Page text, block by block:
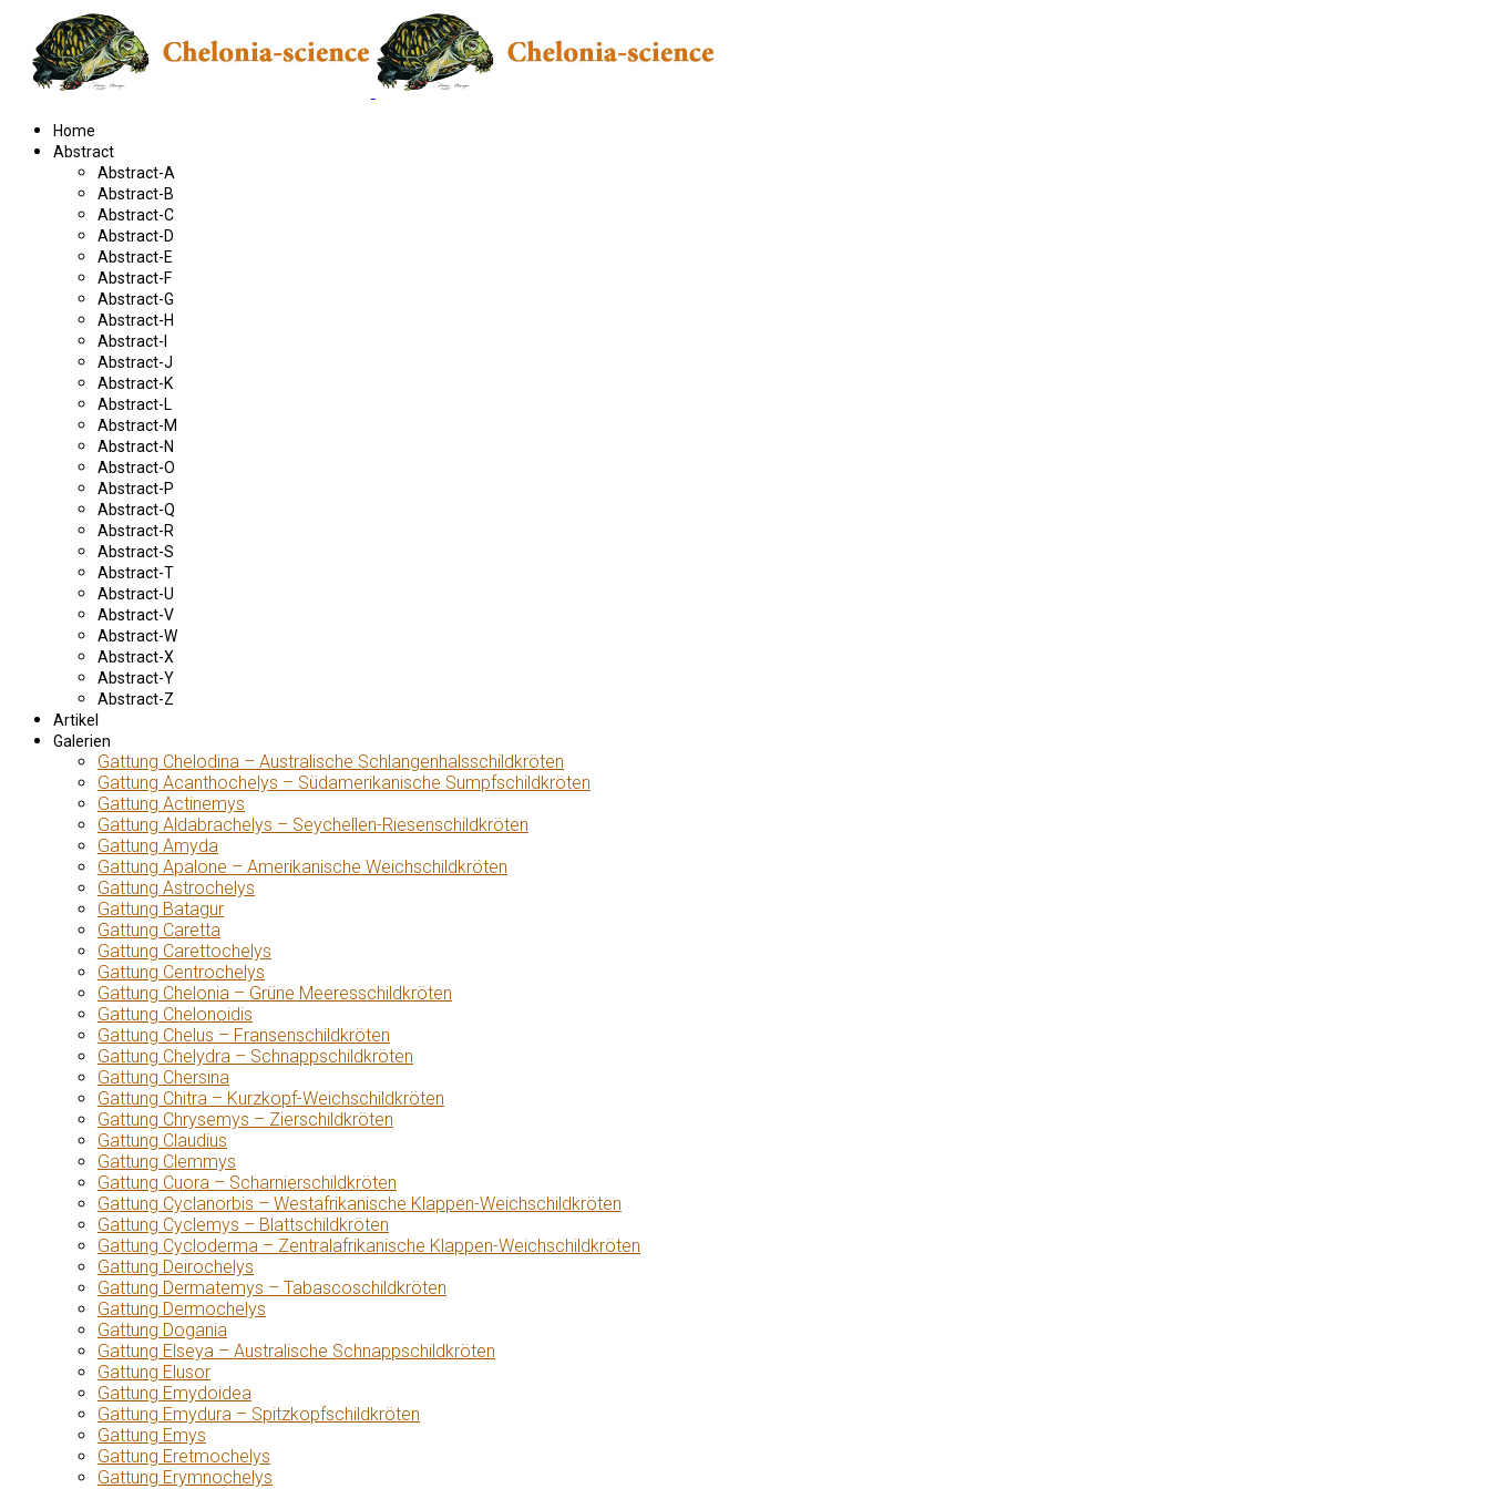
Home
Abstract
Abstract-A
Abstract-B
Abstract-C
Abstract-D
Abstract-E
Abstract-F
Abstract-G
Abstract-H
Abstract-I
Abstract-J
Abstract-K
Abstract-L
Abstract-M
Abstract-N
Abstract-O
Abstract-P
Abstract-Q
Abstract-R
Abstract-S
Abstract-T
Abstract-U
Abstract-V
Abstract-W
Abstract-X
Abstract-Y
Abstract-Z
Artikel
Galerien
Gattung Chelodina – Australische Schlangenhalsschildkröten
Gattung Acanthochelys – Südamerikanische Sumpfschildkröten
Gattung Actinemys
Gattung Aldabrachelys – Seychellen-Riesenschildkröten
Gattung Amyda
Gattung Apalone – Amerikanische Weichschildkröten
Gattung Astrochelys
Gattung Batagur
Gattung Caretta
Gattung Carettochelys
Gattung Centrochelys
Gattung Chelonia – Grüne Meeresschildkröten
Gattung Chelonoidis
Gattung Chelus – Fransenschildkröten
Gattung Chelydra – Schnappschildkröten
Gattung Chersina
Gattung Chitra – Kurzkopf-Weichschildkröten
Gattung Chrysemys – Zierschildkröten
Gattung Claudius
Gattung Clemmys
Gattung Cuora – Scharnierschildkröten
Gattung Cyclanorbis – Westafrikanische Klappen-Weichschildkröten
Gattung Cyclemys – Blattschildkröten
Gattung Cycloderma – Zentralafrikanische Klappen-Weichschildkröten
Gattung Deirochelys
Gattung Dermatemys – Tabascoschildkröten
Gattung Dermochelys
Gattung Dogania
Gattung Elseya – Australische Schnappschildkröten
Gattung Elusor
Gattung Emydoidea
Gattung Emydura – Spitzkopfschildkröten
Gattung Emys
Gattung Eretmochelys
Gattung Erymnochelys